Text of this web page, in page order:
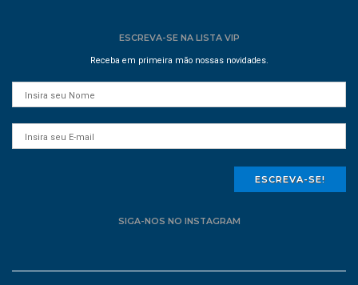
ESCREVA-SE NA LISTA VIP
Receba em primeira mão nossas novidades.
ESCREVA-SE!
SIGA-NOS NO INSTAGRAM